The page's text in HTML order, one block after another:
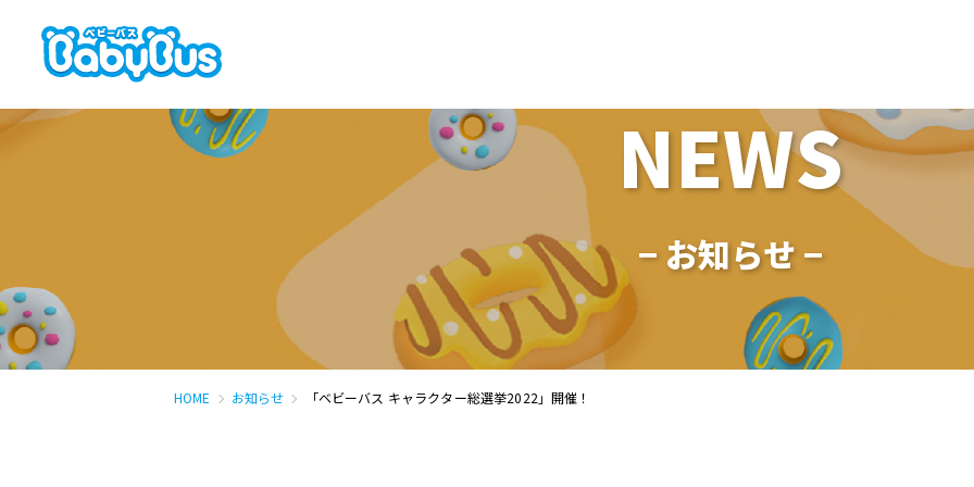
NEWS
− お知らせ −
HOME お知らせ 「ベビーバス キャラクター総選挙2022」開催！